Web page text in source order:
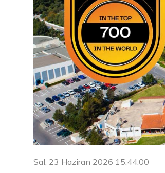
Sal, 23 Haziran 2026 15:44:00